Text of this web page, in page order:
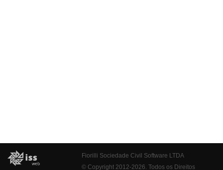
Fiorilli Sociedade Civil Software LTDA
© Copyright 2012-2026. Todos os Direitos